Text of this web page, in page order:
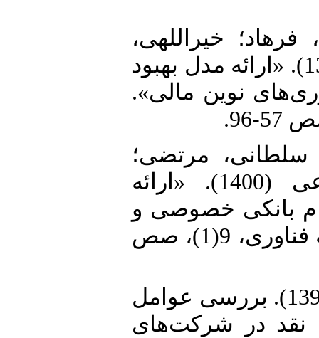
خیراللهی،
فرشید و علی‌اصغر طاهرآبادی (1399). «ارائه مدل بهبود
نوین مالی».
سلطانی، مرتضی؛
شهبازی، میثم و افسانه اوضاعی (1400). «ارائه
بانکی خصوصی و
فین‌تک‌ها در ایران». مدیریت توسعه فناوری، 9(1)، صص
16. عالی داعی جوادی، معصومه (1397). بررسی عوامل
نقد در شرکت‌های